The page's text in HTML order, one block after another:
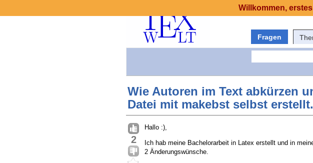
Fragen
Wie Autoren im Text abkürzen
Datei mit makebst selbst erstellt.
2
Hallo :),
Ich hab meine Bachelorarbeit in Latex erstellt und in
2 Änderungswünsche.
Willkommen,